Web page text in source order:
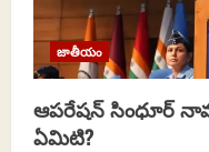
జాతీయం
ఆపరేషన్‌ సింధూర్‌
ఏమిటి?